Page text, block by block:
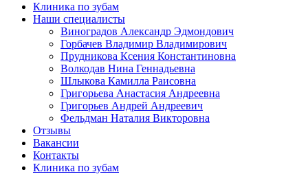
Клиника по зубам
Наши специалисты
Виноградов Александр Эдмондович
Горбачев Владимир Владимирович
Прудникова Ксения Константиновна
Волкодав Нина Геннадьевна
Шлыкова Камилла Раисовна
Григорьева Анастасия Андреевна
Григорьев Андрей Андреевич
Фельдман Наталия Викторовна
Отзывы
Вакансии
Контакты
Клиника по зубам